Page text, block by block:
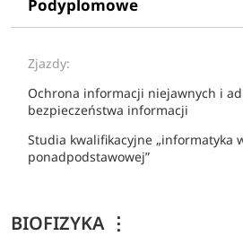
BIOFIZYKA ⋮
Podyplomowe
Zjazdy:
Ochrona informacji niejawnych i
bezpieczeństwa informacji
Studia kwalifikacyjne „informatyka
ponadpodstawowej”